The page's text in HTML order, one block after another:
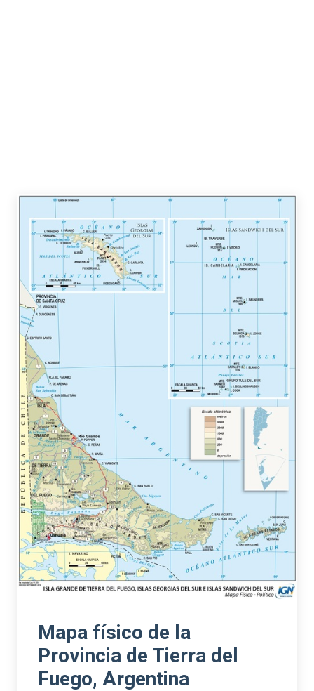
Mapa físico de la
Provincia de Tierra del
Fuego, Argentina